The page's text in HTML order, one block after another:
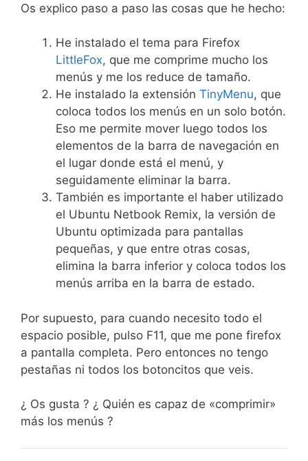
Os explico paso a paso las cosas que he hecho:
He instalado el tema para Firefox
LittleFox, que me comprime mucho los
menús y me los reduce de tamaño.
He instalado la extensión TinyMenu, que
coloca todos los menús en un solo botón.
Eso me permite mover luego todos los
elementos de la barra de navegación en
el lugar donde está el menú, y
seguidamente eliminar la barra.
También es importante el haber utilizado
el Ubuntu Netbook Remix, la versión de
Ubuntu optimizada para pantallas
pequeñas, y que entre otras cosas,
elimina la barra inferior y coloca todos los
menús arriba en la barra de estado.
Por supuesto, para cuando necesito todo el
espacio posible, pulso F11, que me pone firefox
a pantalla completa. Pero entonces no tengo
pestañas ni todos los botoncitos que veis.
¿ Os gusta ? ¿ Quién es capaz de «comprimir»
más los menús ?